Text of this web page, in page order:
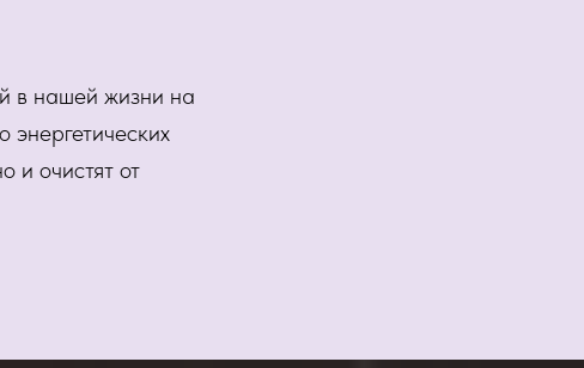
в нашей жизни на
энергетических
и очистят от